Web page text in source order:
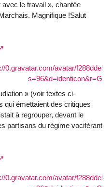
le travail », chantée
Magnifique !Salut
» (voir textes ci-
qui émettaient des critiques
à regrouper, devant le
partisans du régime vociférant